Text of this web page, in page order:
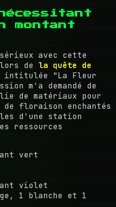
montant
avec cette
de la quête de
intitulée "La Fleur
m'a demandé de
de matériaux pour
floraison enchantés
d'une station
ressources
vert
violet
1 blanche et 1